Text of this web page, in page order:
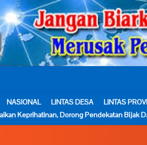
NASIONAL LINTAS DESA LINTAS
Keprihatinan, Dorong Pendekatan Bijak